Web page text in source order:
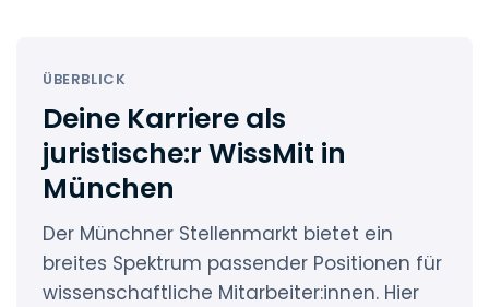
ÜBERBLICK
Deine Karriere als
juristische:r WissMit in
München
Der Münchner Stellenmarkt bietet ein
breites Spektrum passender Positionen für
wissenschaftliche Mitarbeiter:innen. Hier